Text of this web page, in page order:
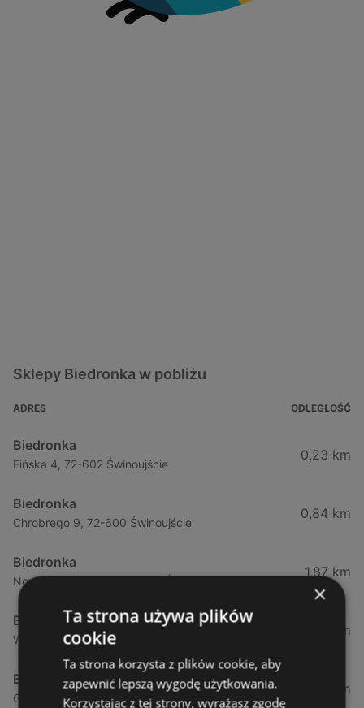
Sklepy Biedronka w pobliżu
ADRES ODLEGŁOŚĆ
Biedronka
Fińska 4, 72-602 Świnoujście
0,23 km
Biedronka
Chrobrego 9, 72-600 Świnoujście
0,84 km
Biedronka
Nowokarsiborska 2, 72-600 Świnoujście
1,87 km
Biedronka
Wojska Polskiego 16a, 72-600 Świnoujście
2,77 km
Biedronka
Gryfa Pomorskiego, 72-500 Międzyzdroje
12,39 km
×
Ta strona używa plików
cookie
Ta strona korzysta z plików cookie, aby
zapewnić lepszą wygodę użytkowania.
Korzystając z tej strony, wyrażasz zgodę